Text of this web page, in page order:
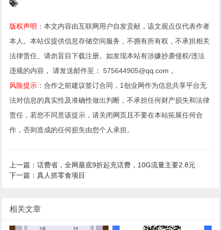
版权声明 ：本文内容由互联网用户自发贡献，该文观点仅代表作者
本人。本站仅提供信息存储空间服务，不拥有所有权，不承担相关
法律责任。请勿盲目下载注册。如发现本站有涉嫌抄袭侵权/违法
违规的内容， 请发送邮件至： 575644905@qq.com 。
风险提示 ：合作之前建议签订合同，1创业网作为信息共享平台无
法对信息的真实性及准确性做出判断，不承担任何财产损失和法律
责任，若您不同意该提示，请关闭网页且不要在本站拓展任何合
作，否则造成的任何损失由您个人承担。
上一篇：话费省，全网最底9折起充话费，10G流量主要2.8元
下一篇：真人抓零食项目
相关文章